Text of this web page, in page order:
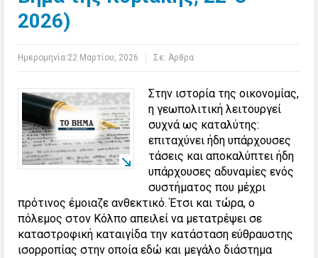
2026)
Ημερομηνία:22 Μαρτίου, 2026 Σε:Άρθρα
Στην ιστορία της οικονομίας,
η γεωπολιτική λειτουργεί
συχνά ως καταλύτης:
επιταχύνει ήδη υπάρχουσες
τάσεις και αποκαλύπτει ήδη
υπάρχουσες αδυναμίες ενός
συστήματος που μέχρι
πρότινος έμοιαζε ανθεκτικό. Έτσι και τώρα, ο
πόλεμος στον Κόλπο απειλεί να μετατρέψει σε
καταστροφική καταιγίδα την κατάσταση εύθραυστης
ισορροπίας στην οποία εδώ και μεγάλο διάστημα